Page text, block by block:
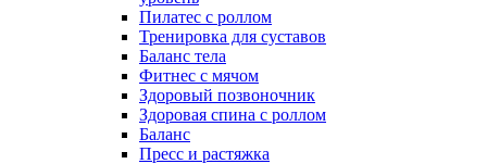
Пилатес с роллом
Тренировка для суставов
Баланс тела
Фитнес с мячом
Здоровый позвоночник
Здоровая спина с роллом
Баланс
Пресс и растяжка